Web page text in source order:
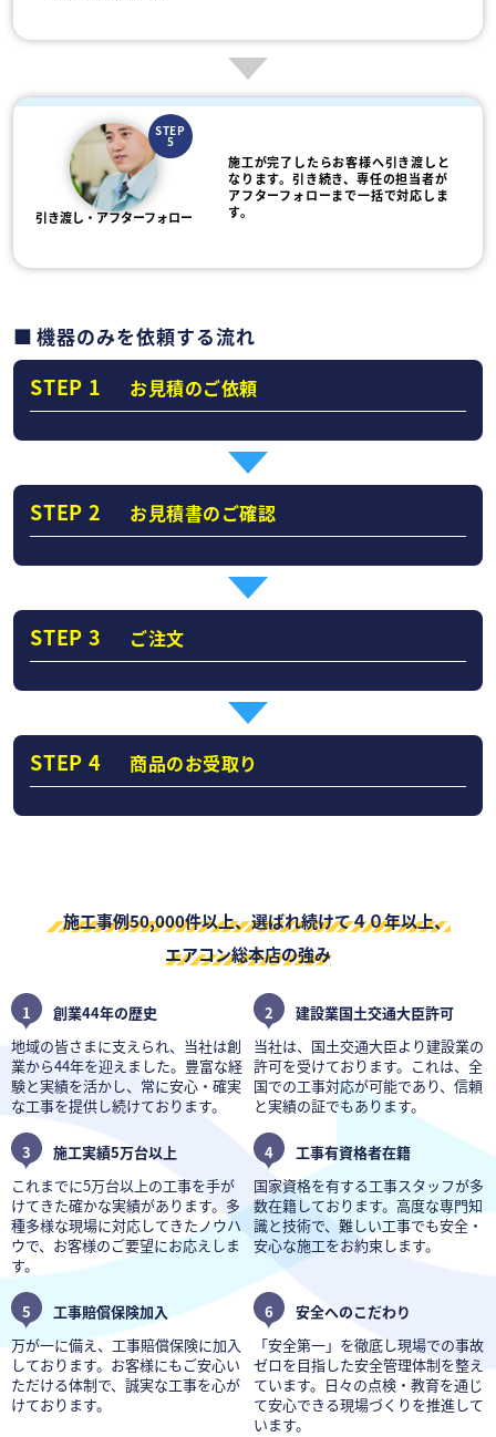
STEP
5
引き渡し・アフターフォロー
施工が完了したらお客様へ引き渡しと
なります。引き続き、専任の担当者が
アフターフォローまで一括で対応しま
す。
機器のみを依頼する流れ
STEP 1 お見積のご依頼
STEP 2 お見積書のご確認
STEP 3 ご注文
STEP 4 商品のお受取り
施工事例50,000件以上、選ばれ続けて４０年以上、
エアコン総本店の強み
1
創業44年の歴史
地域の皆さまに支えられ、当社は創
業から44年を迎えました。豊富な経
験と実績を活かし、常に安心・確実
な工事を提供し続けております。
2
建設業国土交通大臣許可
当社は、国土交通大臣より建設業の
許可を受けております。これは、全
国での工事対応が可能であり、信頼
と実績の証でもあります。
3
施工実績5万台以上
これまでに5万台以上の工事を手が
けてきた確かな実績があります。多
種多様な現場に対応してきたノウハ
ウで、お客様のご要望にお応えしま
す。
4
工事有資格者在籍
国家資格を有する工事スタッフが多
数在籍しております。高度な専門知
識と技術で、難しい工事でも安全・
安心な施工をお約束します。
5
工事賠償保険加入
万が一に備え、工事賠償保険に加入
しております。お客様にもご安心い
ただける体制で、誠実な工事を心が
けております。
6
安全へのこだわり
「安全第一」を徹底し現場での事故
ゼロを目指した安全管理体制を整え
ています。日々の点検・教育を通じ
て安心できる現場づくりを推進して
います。